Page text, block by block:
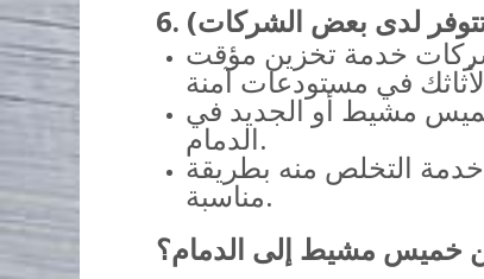
خدمة تخزين مؤقت
مشيط أو الجديد في
الدمام.
التخلص منه بطريقة
مناسبة.
خميس مشيط إلى الدمام؟